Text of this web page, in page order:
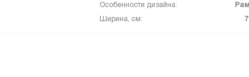
Особенности дизайна:
Ширина, см: